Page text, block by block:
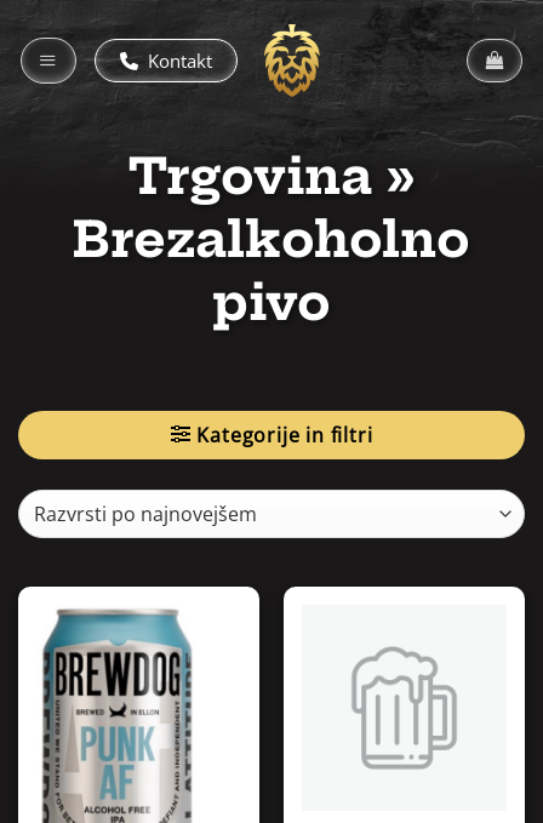
Skoči
na
vsebino
Kontakt
Trgovina »
Brezalkoholno
pivo
Kategorije in filtri